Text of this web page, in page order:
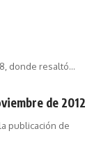
donde resaltó…
de 2012
publicación de